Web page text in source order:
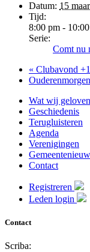
Datum: 15
Tijd:
8:00 pm -
Serie:
Comt nu
« Clubavond
Wat wij geloven
Geschiedenis
Terugluisteren
Agenda
Verenigingen
Contact
Registreren
Leden login
Contact
Scriba: